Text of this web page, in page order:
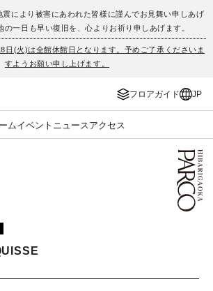
震により被害にあわれた皆様に謹んでお見舞い申しあげ
の一日も早い復旧を、心よりお祈り申しあげます。
日(火)は全館休館日となります。予めご了承くださいま
すようお願い申し上げます。
フロアガイド JP
ムイベント ニュース アクセス
プアップ